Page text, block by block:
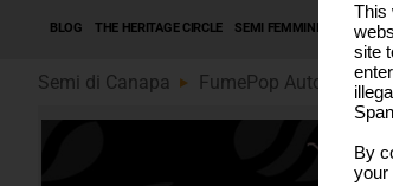
BLOG THE HERITAGE CIRCLE SEMI FEMMINIZZATI
Semi di Canapa FumePop Auto (89)
This
site
By
your